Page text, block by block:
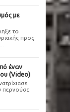
με
το
προς
έναν
(Video)
περνούσε